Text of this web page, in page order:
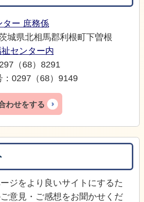
ター 庶務係
城県北相馬郡利根町下曽根
センター内
（68）8291
：0297（68）9149
わせをする
ジをより良いサイトにするた
意見・ご感想をお聞かせくだ